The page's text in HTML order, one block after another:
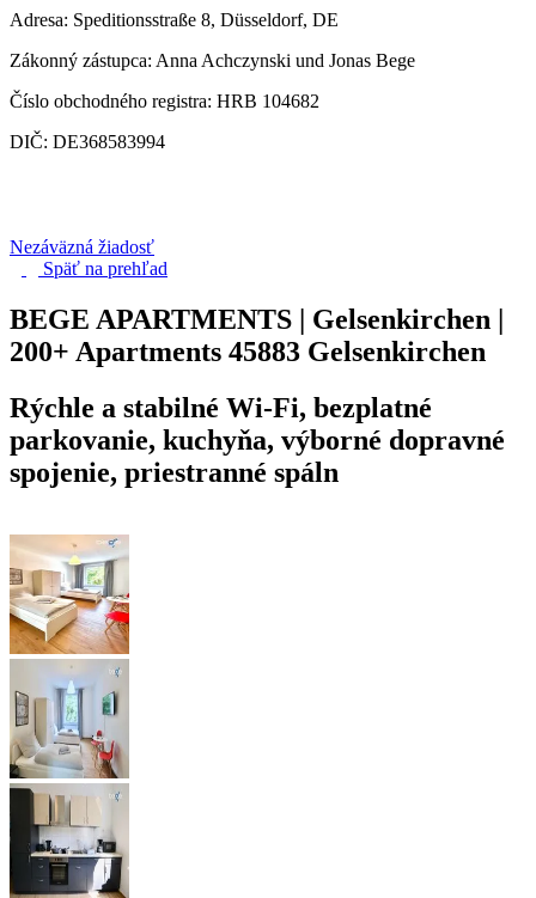
Adresa: Speditionsstraße 8, Düsseldorf, DE
Zákonný zástupca: Anna Achczynski und Jonas Bege
Číslo obchodného registra: HRB 104682
DIČ: DE368583994
Nezáväzná žiadosť
Späť na prehľad
BEGE APARTMENTS | Gelsenkirchen |
200+ Apartments 45883 Gelsenkirchen
Rýchle a stabilné Wi-Fi, bezplatné
parkovanie, kuchyňa, výborné dopravné
spojenie, priestranné spáln